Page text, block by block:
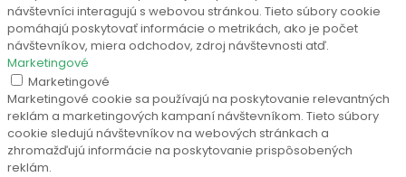
návštevníci interagujú s webovou stránkou. Tieto súbory cookie
pomáhajú poskytovať informácie o metrikách, ako je počet
návštevníkov, miera odchodov, zdroj návštevnosti atď.
Marketingové
Marketingové
Marketingové cookie sa používajú na poskytovanie relevantných
reklám a marketingových kampaní návštevníkom. Tieto súbory
cookie sledujú návštevníkov na webových stránkach a
zhromažďujú informácie na poskytovanie prispôsobených
reklám.